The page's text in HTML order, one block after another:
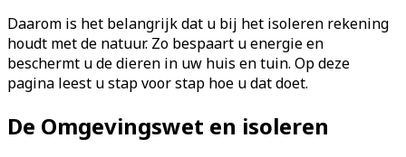
Daarom is het belangrijk dat u bij het isoleren rekening
houdt met de natuur. Zo bespaart u energie en
beschermt u de dieren in uw huis en tuin. Op deze
pagina leest u stap voor stap hoe u dat doet.
De Omgevingswet en isoleren